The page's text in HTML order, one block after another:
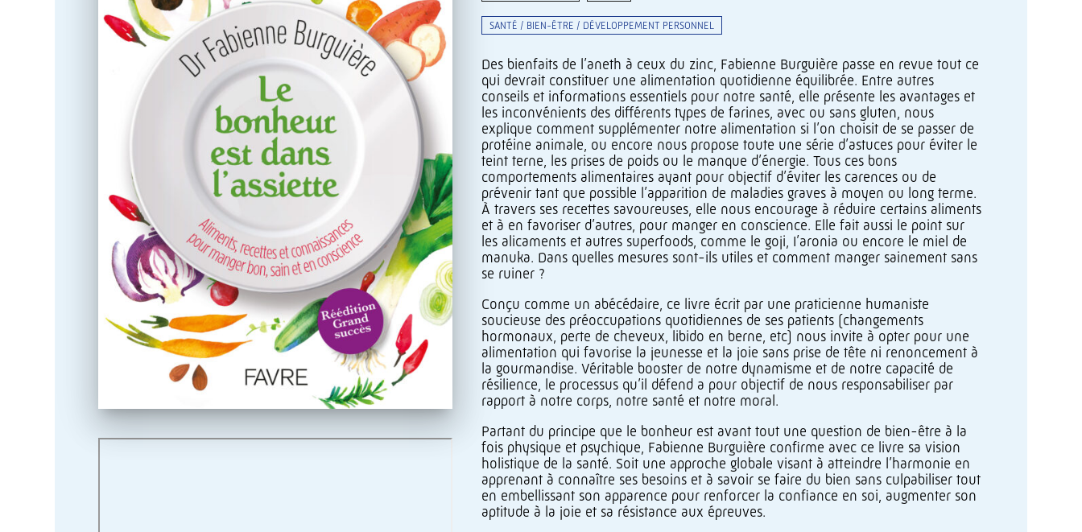
SANTÉ / BIEN-ÊTRE / DÉVELOPPEMENT PERSONNEL
Des bienfaits de l’aneth à ceux du zinc, Fabienne Burguière passe en revue tout ce
qui devrait constituer une alimentation quotidienne équilibrée. Entre autres
conseils et informations essentiels pour notre santé, elle présente les avantages et
les inconvénients des différents types de farines, avec ou sans gluten, nous
explique comment supplémenter notre alimentation si l’on choisit de se passer de
protéine animale, ou encore nous propose toute une série d’astuces pour éviter le
teint terne, les prises de poids ou le manque d’énergie. Tous ces bons
comportements alimentaires ayant pour objectif d’éviter les carences ou de
prévenir tant que possible l’apparition de maladies graves à moyen ou long terme.
À travers ses recettes savoureuses, elle nous encourage à réduire certains aliments
et à en favoriser d’autres, pour manger en conscience. Elle fait aussi le point sur
les alicaments et autres superfoods, comme le goji, I’aronia ou encore le miel de
manuka. Dans quelles mesures sont-ils utiles et comment manger sainement sans
se ruiner ?
Conçu comme un abécédaire, ce livre écrit par une praticienne humaniste
soucieuse des préoccupations quotidiennes de ses patients (changements
hormonaux, perte de cheveux, libido en berne, etc) nous invite à opter pour une
alimentation qui favorise la jeunesse et la joie sans prise de tête ni renoncement à
la gourmandise. Véritable booster de notre dynamisme et de notre capacité de
résilience, le processus qu’il défend a pour objectif de nous responsabiliser par
rapport à notre corps, notre santé et notre moral.
Partant du principe que le bonheur est avant tout une question de bien-être à la
fois physique et psychique, Fabienne Burguière confirme avec ce livre sa vision
holistique de la santé. Soit une approche globale visant à atteindre l’harmonie en
apprenant à connaître ses besoins et à savoir se faire du bien sans culpabiliser tout
en embellissant son apparence pour renforcer la confiance en soi, augmenter son
aptitude à la joie et sa résistance aux épreuves.